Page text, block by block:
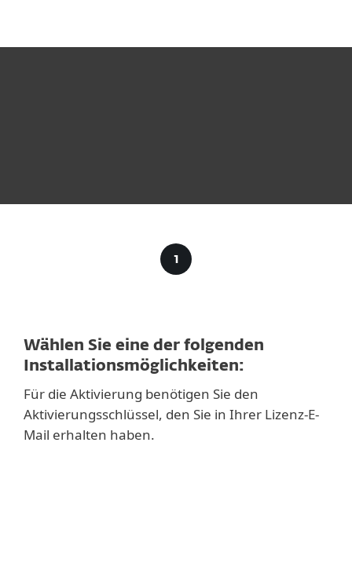
Wählen Sie eine der folgenden
Installationsmöglichkeiten:
Für die Aktivierung benötigen Sie den
Aktivierungsschlüssel, den Sie in Ihrer Lizenz-E-
Mail erhalten haben.